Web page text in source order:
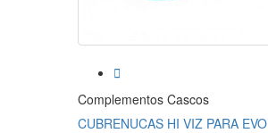

Complementos Cascos
CUBRENUCAS HI VIZ PARA EVO